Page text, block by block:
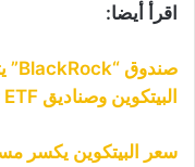
اقرأ أيضا:
البيتكوين وصناديق ETF تنزف مليار دولار